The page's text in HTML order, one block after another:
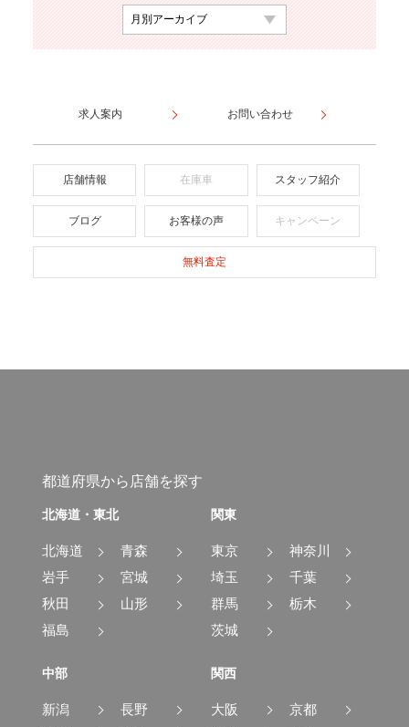
求人案内 お問い合わせ
店舗情報 在庫車 スタッフ紹介
ブログ お客様の声 キャンペーン
無料査定
都道府県から店舗を探す
北海道・東北
北海道
青森
岩手
宮城
秋田
山形
福島
関東
東京
神奈川
埼玉
千葉
群馬
栃木
茨城
中部
新潟
長野
関西
大阪
京都